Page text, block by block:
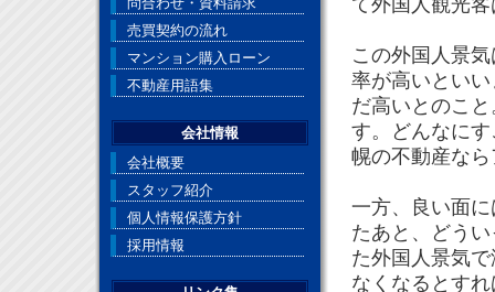
て外国人観光
この外国人景
率が高いとい
だ高いとのこ
す。どんなに
幌の不動産な
一方、良い面
たあと、どう
た外国人景気
なくなるとす
売買契約の流れ
マンション購入ローン
不動産用語集
会社情報
会社概要
スタッフ紹介
個人情報保護方針
採用情報